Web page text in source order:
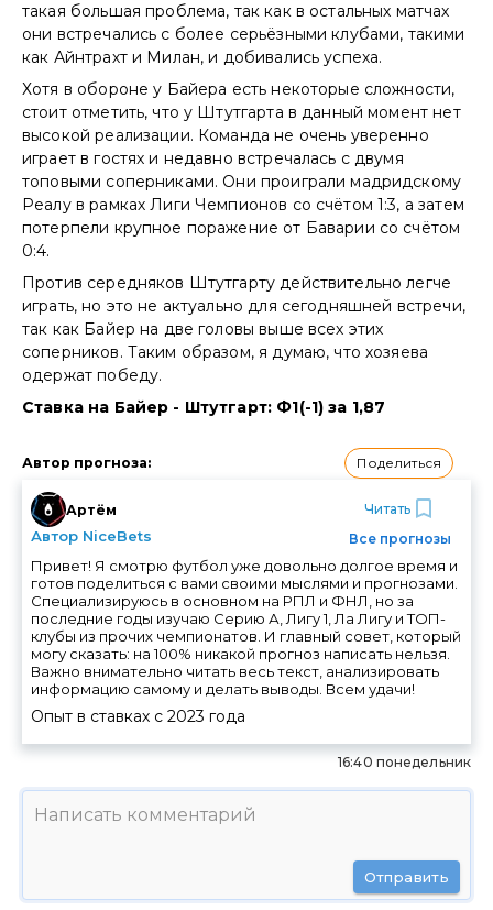
такая большая проблема, так как в остальных матчах
они встречались с более серьёзными клубами, такими
как Айнтрахт и Милан, и добивались успеха.
Хотя в обороне у Байера есть некоторые сложности,
стоит отметить, что у Штутгарта в данный момент нет
высокой реализации. Команда не очень уверенно
играет в гостях и недавно встречалась с двумя
топовыми соперниками. Они проиграли мадридскому
Реалу в рамках Лиги Чемпионов со счётом 1:3, а затем
потерпели крупное поражение от Баварии со счётом
0:4.
Против середняков Штутгарту действительно легче
играть, но это не актуально для сегодняшней встречи,
так как Байер на две головы выше всех этих
соперников. Таким образом, я думаю, что хозяева
одержат победу.
Ставка на Байер - Штутгарт: Ф1(-1) за 1,87
Автор прогноза: Поделиться
Артём
Автор NiceBets
Читать
Все прогнозы
Привет! Я смотрю футбол уже довольно долгое время и
готов поделиться с вами своими мыслями и прогнозами.
Специализируюсь в основном на РПЛ и ФНЛ, но за
последние годы изучаю Серию А, Лигу 1, Ла Лигу и ТОП-
клубы из прочих чемпионатов. И главный совет, который
могу сказать: на 100% никакой прогноз написать нельзя.
Важно внимательно читать весь текст, анализировать
информацию самому и делать выводы. Всем удачи!
Опыт в ставках с 2023 года
16:40 понедельник
Отправить